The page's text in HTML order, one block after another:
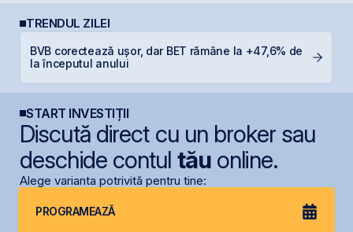
TRENDUL ZILEI
BVB corectează ușor, dar BET rămâne la +47,6% de
la începutul anului
START INVESTIȚII
Discută direct cu un broker sau
deschide contul tăuonline.
Alege varianta potrivită pentru tine:
PROGRAMEAZĂ